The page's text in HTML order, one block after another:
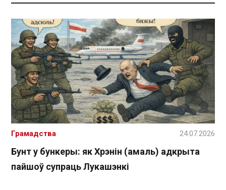
Бунт у бункеры: як Хрэнін (амаль) адкрыта
пайшоў супраць Лукашэнкі
Грамадства 24.07.2026